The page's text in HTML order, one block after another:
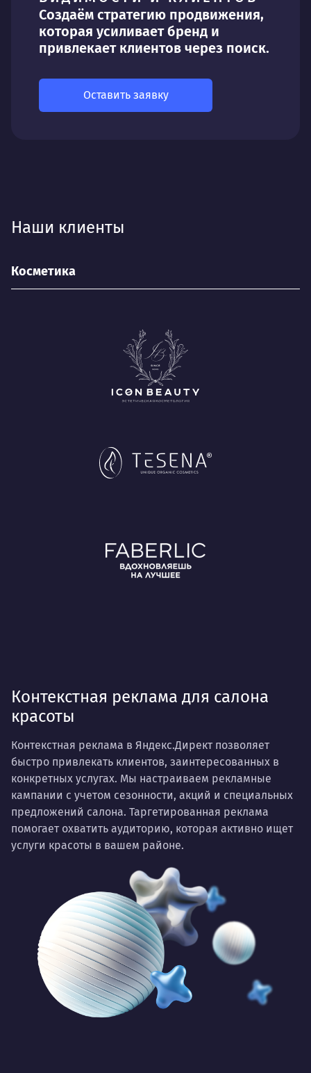
Создаём стратегию продвижения,
которая усиливает бренд и
привлекает клиентов через поиск.
Оставить заявку
Наши клиенты
Косметика
Контекстная реклама для салона
красоты
Контекстная реклама в Яндекс.Директ позволяет
быстро привлекать клиентов, заинтересованных в
конкретных услугах. Мы настраиваем рекламные
кампании с учетом сезонности, акций и специальных
предложений салона. Таргетированная реклама
помогает охватить аудиторию, которая активно ищет
услуги красоты в вашем районе.